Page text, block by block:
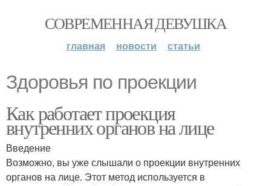
СОВРЕМЕННАЯ ДЕВУШКА
главная новости статьи
Здоровья по проекции
Как работает проекция
внутренних органов на лице
Введение
Возможно, вы уже слышали о проекции внутренних
органов на лице. Этот метод используется в